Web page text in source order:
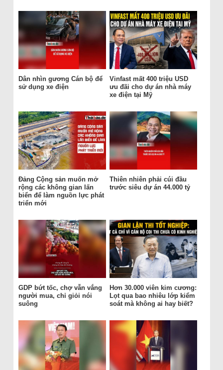
Dân nhìn gương Cán bộ để
sử dụng xe điện
Vinfast mất 400 triệu USD
ưu đãi cho dự án nhà máy
xe điện tại Mỹ
Đảng Cộng sản muốn mở
rộng các không gian lấn
biển để làm nguồn lực phát
triển mới
Thiên nhiên phải cúi đầu
trước siêu dự án 44.000 tỷ
GDP bứt tốc, chợ vẫn vắng
người mua, chỉ giỏi nói
suông
Hơn 30.000 viên kim cương:
Lọt qua bao nhiêu lớp kiểm
soát mà không ai hay biết?